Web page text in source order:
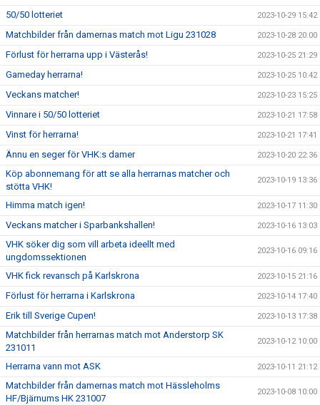
50/50 lotteriet 2023-10-29 15:42
Matchbilder från damernas match mot Ligu 231028 2023-10-28 20:00
Förlust för herrarna upp i Västerås! 2023-10-25 21:29
Gameday herrarna! 2023-10-25 10:42
Veckans matcher! 2023-10-23 15:25
Vinnare i 50/50 lotteriet 2023-10-21 17:58
Vinst för herrarna! 2023-10-21 17:41
Ännu en seger för VHK:s damer 2023-10-20 22:36
Köp abonnemang för att se alla herrarnas matcher och
stötta VHK!
2023-10-19 13:36
Himma match igen! 2023-10-17 11:30
Veckans matcher i Sparbankshallen! 2023-10-16 13:03
VHK söker dig som vill arbeta ideellt med
ungdomssektionen
2023-10-16 09:16
VHK fick revansch på Karlskrona 2023-10-15 21:16
Förlust för herrarna i Karlskrona 2023-10-14 17:40
Erik till Sverige Cupen! 2023-10-13 17:38
Matchbilder från herrarnas match mot Anderstorp SK
231011
2023-10-12 10:00
Herrarna vann mot ASK 2023-10-11 21:12
Matchbilder från damernas match mot Hässleholms
HF/Bjärnums HK 231007
2023-10-08 10:00